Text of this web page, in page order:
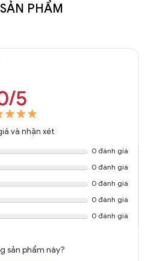
PHẨM
5
và nhận xét
0 đánh giá
0 đánh giá
0 đánh giá
0 đánh giá
0 đánh giá
sản phẩm này?